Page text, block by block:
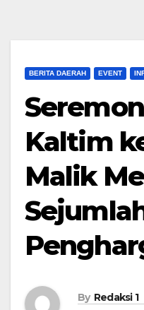
BERITA DAERAH EVENT
Kaltim
Malik
By Redaksi 1